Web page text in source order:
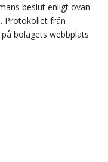
beslut enligt ovan
Protokollet från
bolagets webbplats